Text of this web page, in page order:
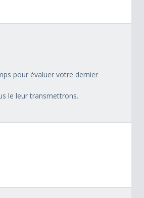
pour évaluer votre dernier
le leur transmettrons.